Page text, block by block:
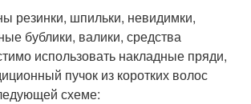
резинки, шпильки, невидимки,
бублики, валики, средства
использовать накладные пряди,
пучок из коротких волос
схеме: